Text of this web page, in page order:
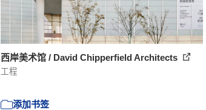
西岸美术馆 / David Chipperfield Architects
工程
添加书签